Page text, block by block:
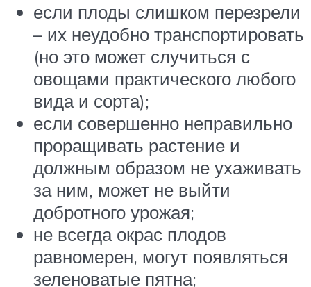
если плоды слишком перезрели
– их неудобно транспортировать
(но это может случиться с
овощами практического любого
вида и сорта);
если совершенно неправильно
проращивать растение и
должным образом не ухаживать
за ним, может не выйти
добротного урожая;
не всегда окрас плодов
равномерен, могут появляться
зеленоватые пятна;